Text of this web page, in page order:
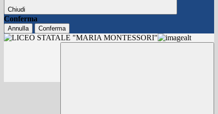
Chiudi
Conferma
Annulla Conferma